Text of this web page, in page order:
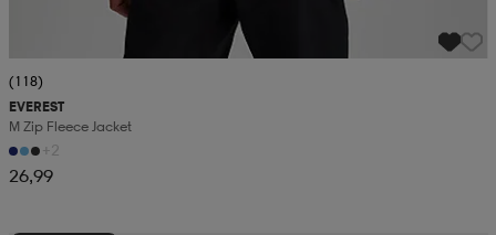
(118)
EVEREST
M Zip Fleece Jacket
+2
26,99